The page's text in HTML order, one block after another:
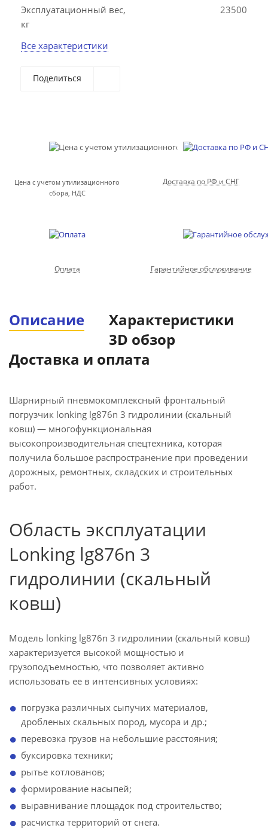
Эксплуатационный вес,
кг
23500
Все характеристики
Поделиться
Цена с учетом утилизационного
сбора, НДС
Доставка по РФ и СНГ
Оплата Гарантийное обслуживание
Описание
Характеристики
3D обзор
Доставка и оплата
Шарнирный пневмокомплексный фронтальный
погрузчик lonking lg876n 3 гидролинии (скальный
ковш) — многофункциональная
высокопроизводительная спецтехника, которая
получила большое распространение при проведении
дорожных, ремонтных, складских и строительных
работ.
Область эксплуатации
Lonking lg876n 3
гидролинии (скальный
ковш)
Модель lonking lg876n 3 гидролинии (скальный ковш)
характеризуется высокой мощностью и
грузоподъемностью, что позволяет активно
использовать ее в интенсивных условиях:
погрузка различных сыпучих материалов,
дробленых скальных пород, мусора и др.;
перевозка грузов на небольшие расстояния;
буксировка техники;
рытье котлованов;
формирование насыпей;
выравнивание площадок под строительство;
расчистка территорий от снега.